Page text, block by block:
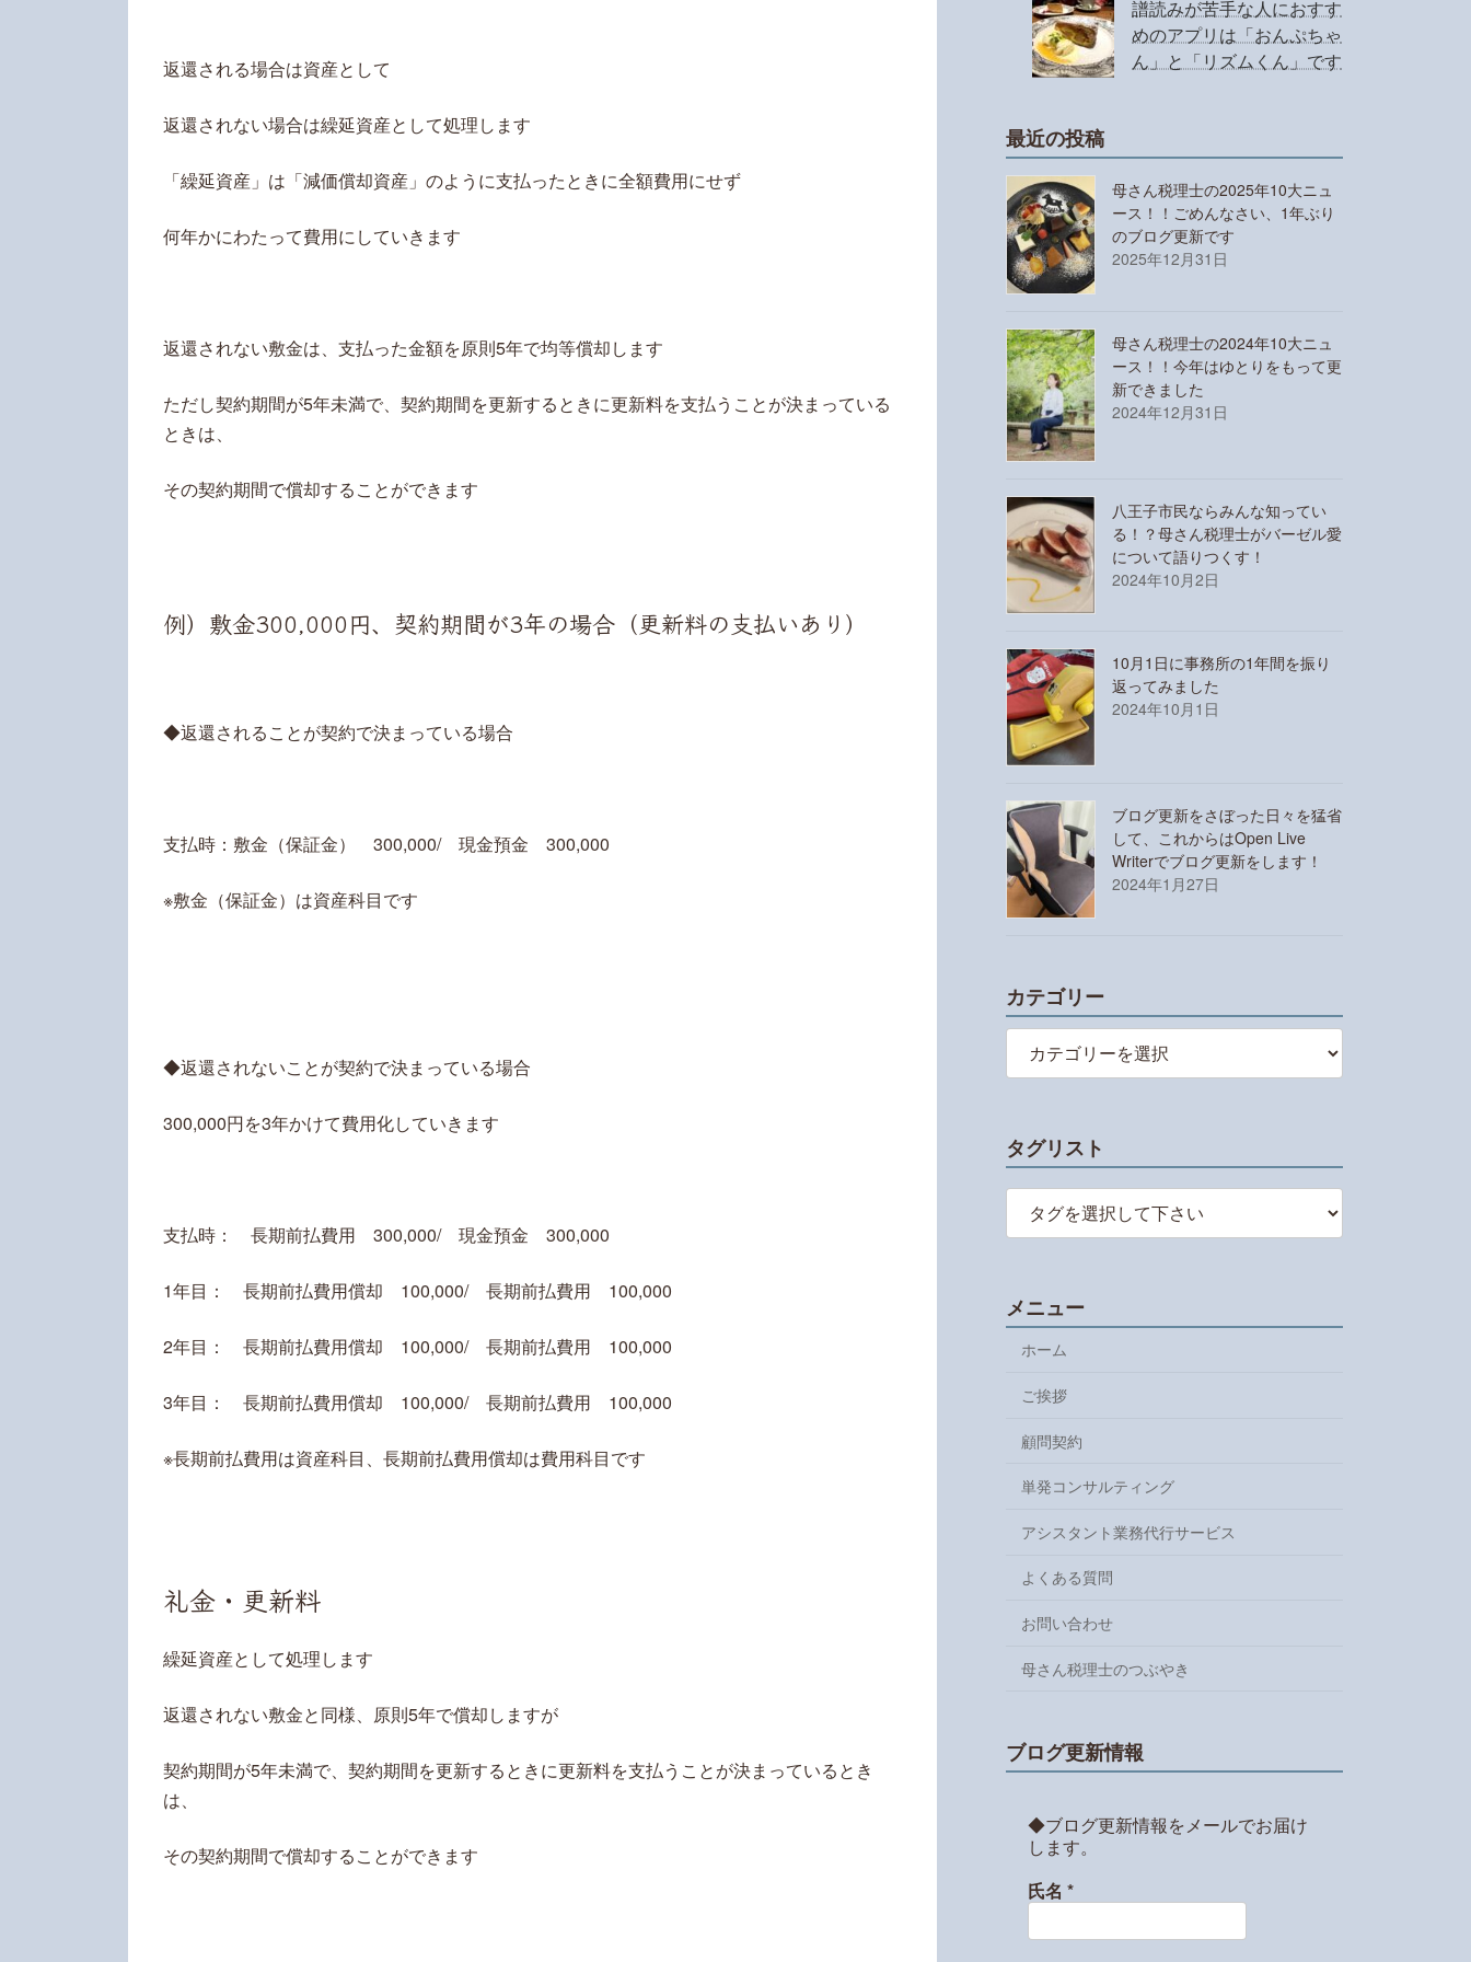
返還される場合は資産として
返還されない場合は繰延資産として処理します
「繰延資産」は「減価償却資産」のように支払ったときに全額費用にせず
何年かにわたって費用にしていきます
返還されない敷金は、支払った金額を原則5年で均等償却します
ただし契約期間が5年未満で、契約期間を更新するときに更新料を支払うことが決まっている
ときは、
その契約期間で償却することができます
例）敷金300,000円、契約期間が3年の場合（更新料の支払いあり）
◆返還されることが契約で決まっている場合
支払時：敷金（保証金） 300,000/ 現金預金 300,000
※敷金（保証金）は資産科目です
◆返還されないことが契約で決まっている場合
300,000円を3年かけて費用化していきます
支払時： 長期前払費用 300,000/ 現金預金 300,000
1年目： 長期前払費用償却 100,000/ 長期前払費用 100,000
2年目： 長期前払費用償却 100,000/ 長期前払費用 100,000
3年目： 長期前払費用償却 100,000/ 長期前払費用 100,000
※長期前払費用は資産科目、長期前払費用償却は費用科目です
礼金・更新料
繰延資産として処理します
返還されない敷金と同様、原則5年で償却しますが
契約期間が5年未満で、契約期間を更新するときに更新料を支払うことが決まっているとき
は、
その契約期間で償却することができます
譜読みが苦手な人におすす
めのアプリは「おんぷちゃ
ん」と「リズムくん」です
最近の投稿
母さん税理士の2025年10大ニュ
ース！！ごめんなさい、1年ぶり
のブログ更新です
2025年12月31日
母さん税理士の2024年10大ニュ
ース！！今年はゆとりをもって更
新できました
2024年12月31日
八王子市民ならみんな知ってい
る！？母さん税理士がバーゼル愛
について語りつくす！
2024年10月2日
10月1日に事務所の1年間を振り
返ってみました
2024年10月1日
ブログ更新をさぼった日々を猛省
して、これからはOpen Live
Writerでブログ更新をします！
2024年1月27日
カテゴリー
カ
ゴ
ー
タグリスト
メニュー
ホーム
ご挨拶
顧問契約
単発コンサルティング
アシスタント業務代行サービス
よくある質問
お問い合わせ
母さん税理士のつぶやき
ブログ更新情報
◆ブログ更新情報をメールでお届け
します。
氏名*